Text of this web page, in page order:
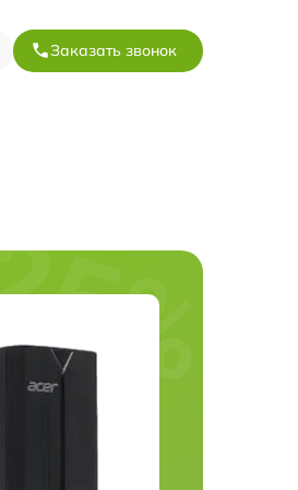
Заказать звонок